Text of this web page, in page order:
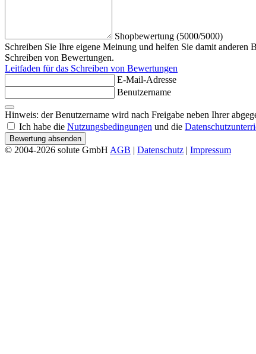
Shopbewertung (5000/5000)
Schreiben Sie Ihre eigene Meinung und helfen Sie damit
Schreiben von Bewertungen.
Leitfaden für das Schreiben von Bewertungen
E-Mail-Adresse
Benutzername
Hinweis: der Benutzername wird nach Freigabe neben Ihrer
Ich habe die Nutzungsbedingungen und die
Bewertung absenden
© 2004-2026 solute GmbH AGB | Datenschutz | Impressum